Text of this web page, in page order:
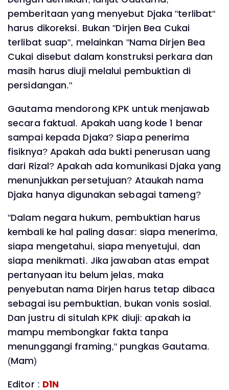
pemberitaan yang menyebut Djaka "terlibat"
harus dikoreksi. Bukan "Dirjen Bea Cukai
terlibat suap", melainkan "Nama Dirjen Bea
Cukai disebut dalam konstruksi perkara dan
masih harus diuji melalui pembuktian di
persidangan."
Gautama mendorong KPK untuk menjawab
secara faktual. Apakah uang kode 1 benar
sampai kepada Djaka? Siapa penerima
fisiknya? Apakah ada bukti penerusan uang
dari Rizal? Apakah ada komunikasi Djaka yang
menunjukkan persetujuan? Ataukah nama
Djaka hanya digunakan sebagai tameng?
"Dalam negara hukum, pembuktian harus
kembali ke hal paling dasar: siapa menerima,
siapa mengetahui, siapa menyetujui, dan
siapa menikmati. Jika jawaban atas empat
pertanyaan itu belum jelas, maka
penyebutan nama Dirjen harus tetap dibaca
sebagai isu pembuktian, bukan vonis sosial.
Dan justru di situlah KPK diuji: apakah ia
mampu membongkar fakta tanpa
menunggangi framing," pungkas Gautama.
(Mam)
Editor : D1N